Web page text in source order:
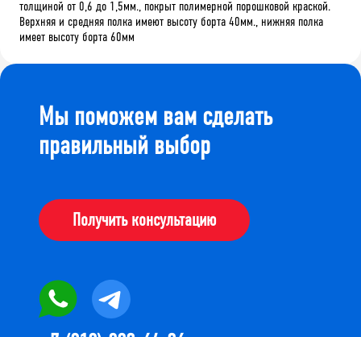
толщиной от 0,6 до 1,5мм., покрыт полимерной порошковой краской.
Верхняя и средняя полка имеют высоту борта 40мм., нижняя полка
имеет высоту борта 60мм
Мы поможем вам сделать
правильный выбор
Получить консультацию